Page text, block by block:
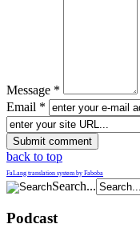
Message *
Email *
back to top
FaLang translation system by Faboba
Search...
Podcast